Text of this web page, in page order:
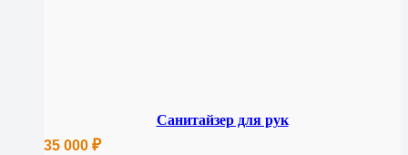
Санитайзер для рук
35 000 ₽